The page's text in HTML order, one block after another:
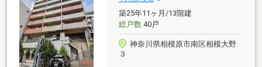
築25年11ヶ月/13階建
総戸数40戸
神奈川県相模原市南区相模大野
３